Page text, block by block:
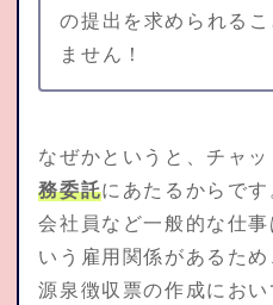
の提出を求められるこ
ません！
なぜかというと、チャ
務委託にあたるからです
会社員など一般的な仕
いう雇用関係があるた
源泉徴収票の作成にお